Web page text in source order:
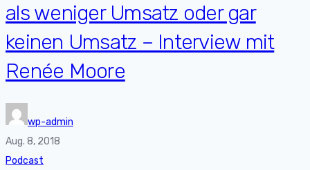
als weniger Umsatz oder gar
keinen Umsatz – Interview mit
Renée Moore
wp-admin
Aug. 8, 2018
Podcast